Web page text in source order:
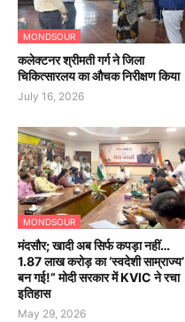
MONDSOUR
कलेक्टनर श्रीमती गर्ग ने जिला
चिकित्सारलय का औचक निरीक्षण किया
July 16, 2026
MONDSOUR
मंदसौर; खादी अब सिर्फ कपड़ा नहीं…
1.87 लाख करोड़ का ‘स्वदेशी साम्राज्य’
बन गई!” मोदी सरकार में KVIC ने रचा
इतिहास
May 29, 2026